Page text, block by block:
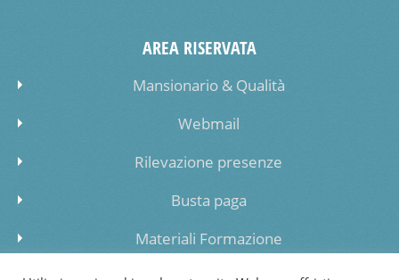
AREA RISERVATA
Mansionario & Qualità
Webmail
Rilevazione presenze
Busta paga
Materiali Formazione